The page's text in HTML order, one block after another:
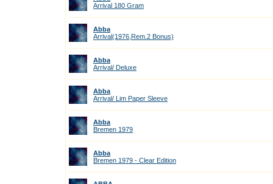
Arrival 180 Gram
Abba
Arrival(1976,Rem.2 Bonus)
Abba
Arrival/ Deluxe
Abba
Arrival/ Lim Paper Sleeve
Abba
Bremen 1979
Abba
Bremen 1979 - Clear Edition